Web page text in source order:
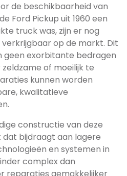
de beschikbaarheid van
Ford Pickup uit 1960 een
truck was, zijn er nog
op de markt. Dit
exorbitante bedragen
of moeilijk te
kunnen worden
kwalitatieve
constructie van deze
bijdraagt aan lagere
en systemen in
complex dan